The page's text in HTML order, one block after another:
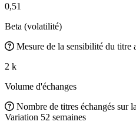
0,51
Beta (volatilité)
Mesure de la sensibilité du titre
2 k
Volume d'échanges
Nombre de titres échangés sur
Variation 52 semaines